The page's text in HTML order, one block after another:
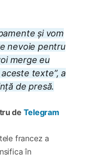
și vom
nevoie pentru
merge eu
texte”, a
de presă.
de Telegram
francez a
în